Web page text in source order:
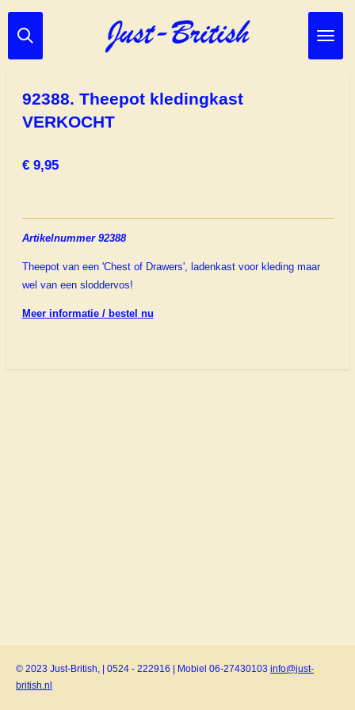
Ga
direct
92388. Theepot kledingkast
VERKOCHT
€ 9,95
Artikelnummer 92388
Theepot van een 'Chest of Drawers', ladenkast voor kleding maar
wel van een sloddervos!
Meer informatie / bestel nu
© 2023 Just-British, | 0524 - 222916 | Mobiel 06-27430103 info@just-
british.nl